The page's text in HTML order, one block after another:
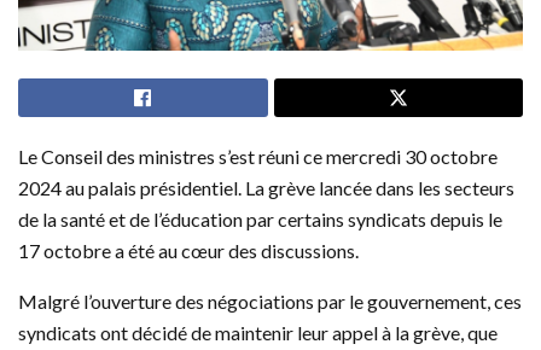
Le Conseil des ministres s’est réuni ce mercredi 30 octobre
2024 au palais présidentiel. La grève lancée dans les secteurs
de la santé et de l’éducation par certains syndicats depuis le
17 octobre a été au cœur des discussions.
Malgré l’ouverture des négociations par le gouvernement, ces
syndicats ont décidé de maintenir leur appel à la grève, que